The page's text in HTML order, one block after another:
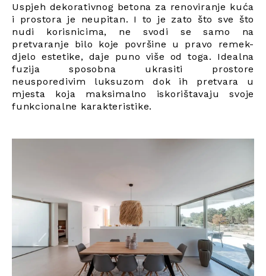
Uspjeh dekorativnog betona za renoviranje kuća
i prostora je neupitan. I to je zato što sve što
nudi korisnicima, ne svodi se samo na
pretvaranje bilo koje površine u pravo remek-
djelo estetike, daje puno više od toga. Idealna
fuzija sposobna ukrasiti prostore
neusporedivim luksuzom dok ih pretvara u
mjesta koja maksimalno iskorištavaju svoje
funkcionalne karakteristike.